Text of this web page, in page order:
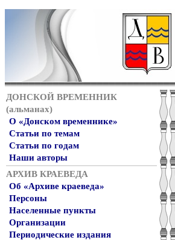
ДОНСКОЙ ВРЕМЕННИК
(альманах)
О «Донском временнике»
Статьи по темам
Статьи по годам
Наши авторы
АРХИВ КРАЕВЕДА
Об «Архиве краеведа»
Персоны
Населенные пункты
Организации
Периодические издания